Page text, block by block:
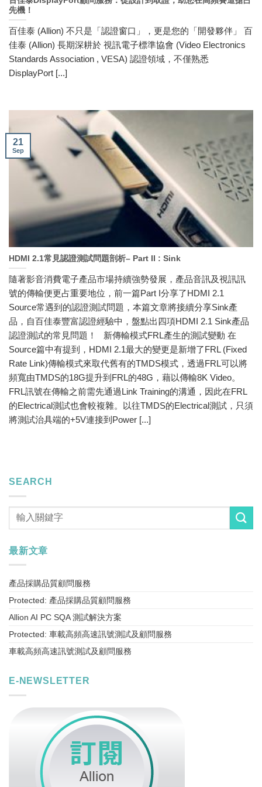
先機！
百佳泰 (Allion) 不只是「認證窗口」，更是您的「開發夥伴」 百
佳泰 (Allion) 長期深耕於 視訊電子標準協會 (Video Electronics
Standards Association , VESA) 認證領域，不僅熟悉
DisplayPort [...]
HDMI 2.1常見認證測試問題剖析– Part II : Sink
隨著影音消費電子產品市場持續強勢發展，產品音訊及視訊訊
號的傳輸便更占重要地位，前一篇Part I分享了HDMI 2.1
Source常遇到的認證測試問題，本篇文章將接續分享Sink產
品，自百佳泰豐富認證經驗中，盤點出四項HDMI 2.1 Sink產品
認證測試的常見問題！ 新傳輸模式FRL產生的測試變動 在
Source篇中有提到，HDMI 2.1最大的變更是新增了FRL (Fixed
Rate Link)傳輸模式來取代舊有的TMDS模式，透過FRL可以將
頻寬由TMDS的18G提升到FRL的48G，藉以傳輸8K Video。
FRL訊號在傳輸之前需先通過Link Training的溝通，因此在FRL
的Electrical測試也會較複雜。以往TMDS的Electrical測試，只須
將測試治具端的+5V連接到Power [...]
21
Sep
SEARCH
最新文章
產品採購品質顧問服務
Protected: 產品採購品質顧問服務
Allion AI PC SQA 測試解決方案
Protected: 車載高頻高速訊號測試及顧問服務
車載高頻高速訊號測試及顧問服務
E-NEWSLETTER